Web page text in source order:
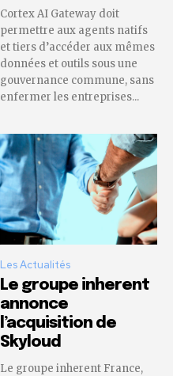
Cortex AI Gateway doit
permettre aux agents natifs
et tiers d’accéder aux mêmes
données et outils sous une
gouvernance commune, sans
enfermer les entreprises...
Les Actualités
Le groupe inherent
annonce
l’acquisition de
Skyloud
Le groupe inherent France,